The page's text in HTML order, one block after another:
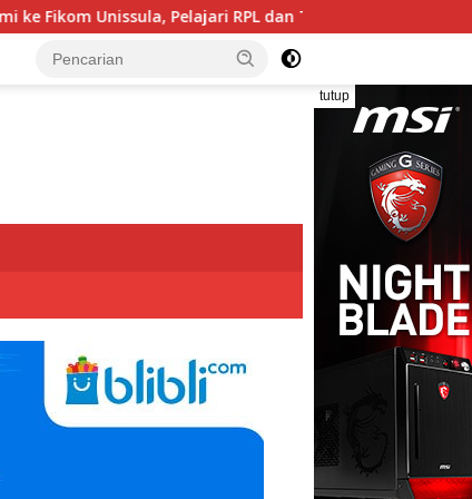
RPL dan Tinjau Tiga Laboratorium Unggulan
tutup